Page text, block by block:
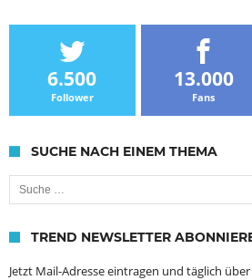
6.500
Follower
13.000
Fans
SUCHE NACH EINEM THEMA
Suche nach:
TREND NEWSLETTER
Jetzt Mail-Adresse eintragen und täglich